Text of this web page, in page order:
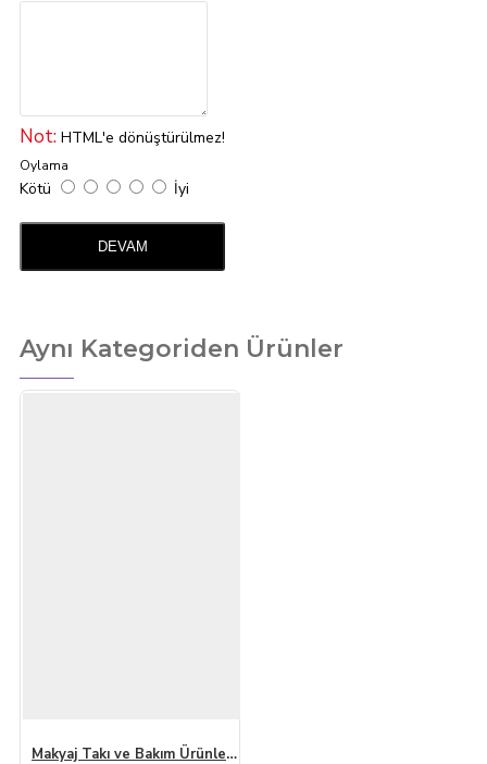
Not: HTML'e dönüştürülmez!
Oylama
Kötü İyi
DEVAM
Aynı Kategoriden Ürünler
Makyaj Takı ve Bakım Ürünleri Organizeri Rafı Standı İki Katlı Çok Amaçlı Düzenleyici Antrasit